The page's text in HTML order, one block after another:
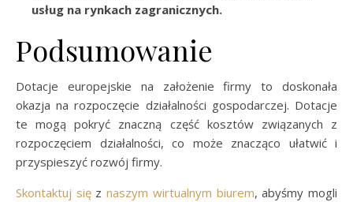
usług na rynkach zagranicznych.
Podsumowanie
Dotacje europejskie na założenie firmy to doskonała
okazja na rozpoczęcie działalności gospodarczej. Dotacje
te mogą pokryć znaczną część kosztów związanych z
rozpoczęciem działalności, co może znacząco ułatwić i
przyspieszyć rozwój firmy.
Skontaktuj sięznaszym wirtualnym biurem, abyśmy mogli